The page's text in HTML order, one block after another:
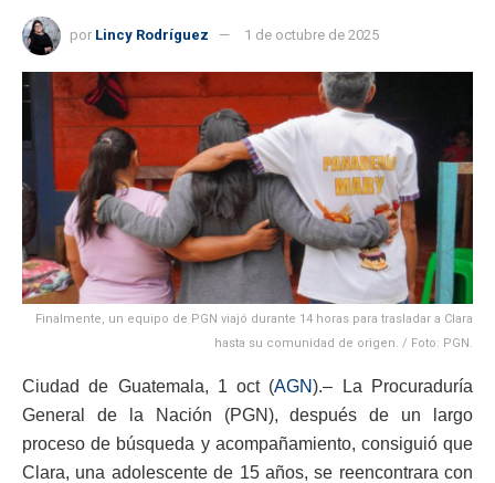
por Lincy Rodríguez 1 de octubre de 2025
Finalmente, un equipo de PGN viajó durante 14 horas para trasladar a Clara
hasta su comunidad de origen. / Foto: PGN.
Ciudad de Guatemala, 1 oct (AGN).– La Procuraduría
General de la Nación (PGN), después de un largo
proceso de búsqueda y acompañamiento, consiguió que
Clara, una adolescente de 15 años, se reencontrara con